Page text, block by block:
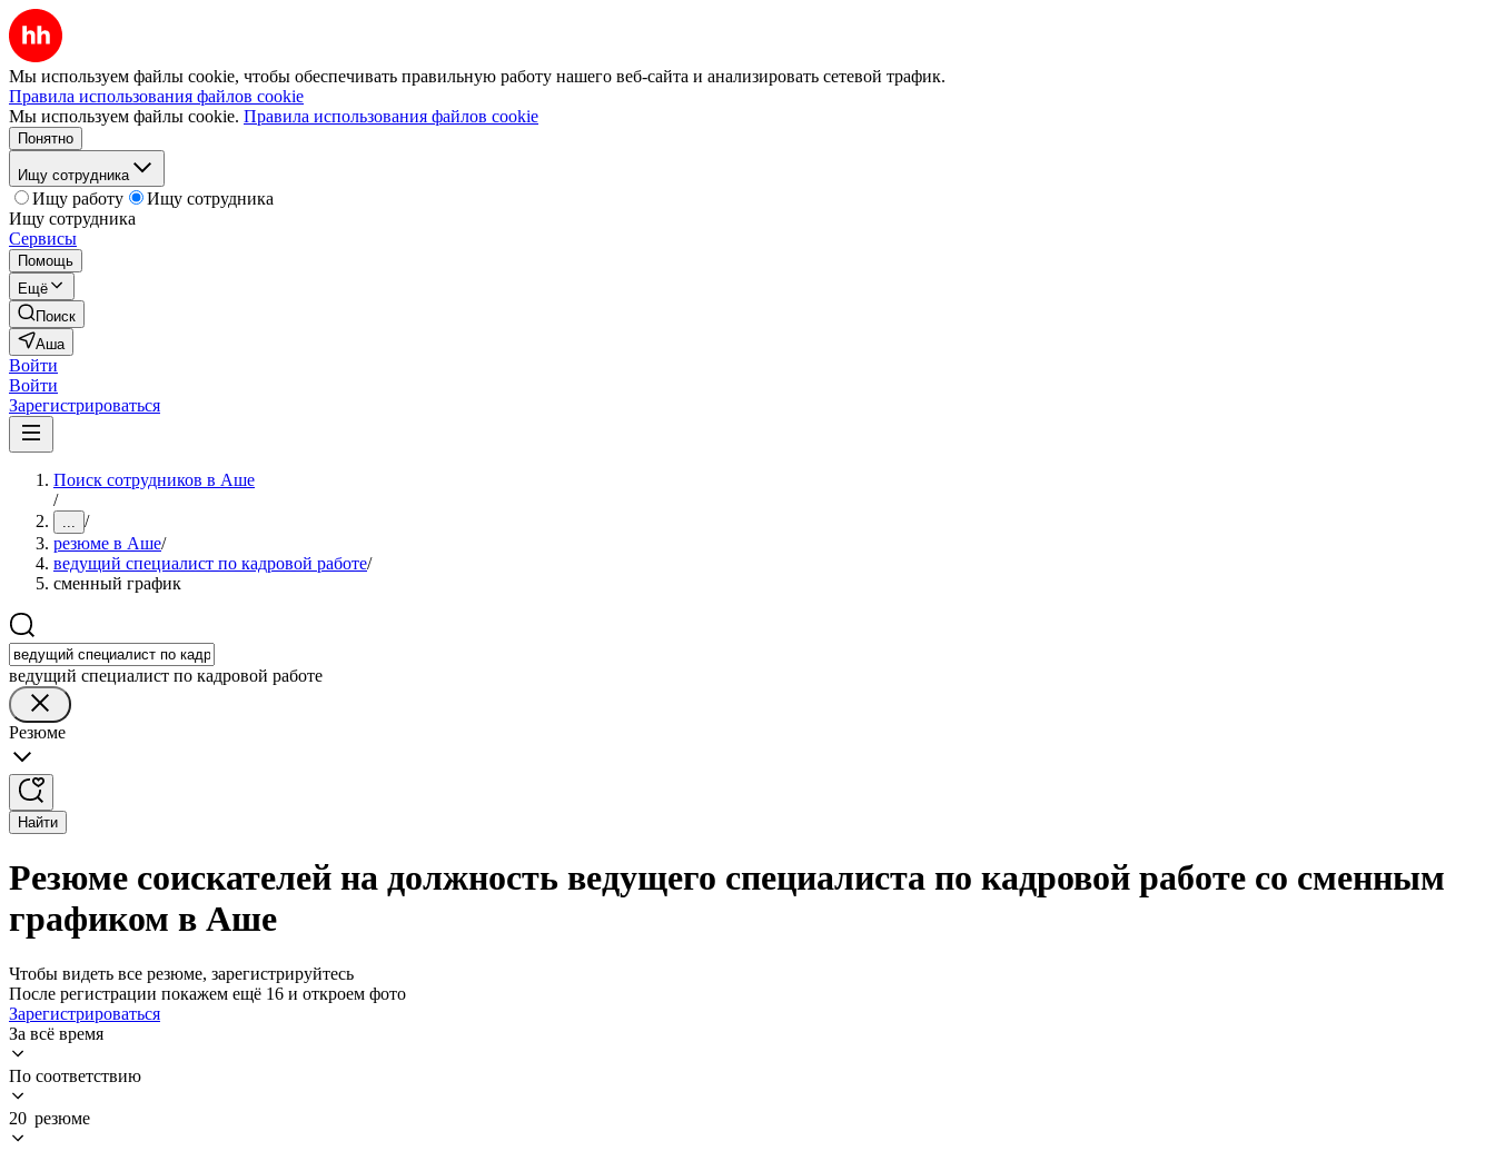
Мы используем файлы cookie, чтобы обеспечивать правильную работу нашего веб-сайта и анализировать сетевой трафик.
Правила использования файлов cookie
Мы используем файлы cookie. Правила использования файлов cookie
Понятно
Ищу сотрудника
Ищу работу
Ищу сотрудника
Ищу сотрудника
Сервисы
Помощь
Ещё
Поиск
Аша
Войти
Войти
Зарегистрироваться
Поиск сотрудников в Аше
/
... /
резюме в Аше/
ведущий специалист по кадровой работе/
сменный график
ведущий специалист по кадровой работе
Резюме
Найти
Резюме соискателей на должность ведущего специалиста по кадровой работе со сменным
графиком в Аше
Чтобы видеть все резюме, зарегистрируйтесь
После регистрации покажем ещё 16 и откроем фото
Зарегистрироваться
За всё время
По соответствию
20 резюме